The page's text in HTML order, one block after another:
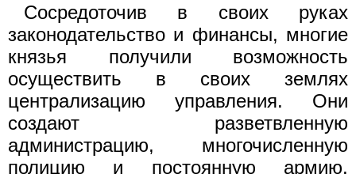
Сосредоточив в своих руках
законодательство и финансы, многие
князья получили возможность
осуществить в своих землях
централизацию управления. Они
создают разветвленную
администрацию, многочисленную
полицию и постоянную армию.